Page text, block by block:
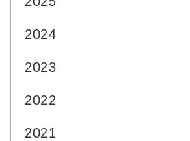
2024
2023
2022
2021